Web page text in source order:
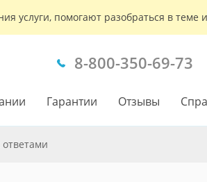
услуги, помогают разобраться в
8-800-350-69-73
Гарантии Отзывы